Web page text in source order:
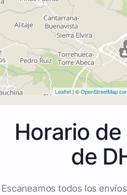
Leaflet | ©OpenStreetMap
Horario
de
Escaneamos todos los